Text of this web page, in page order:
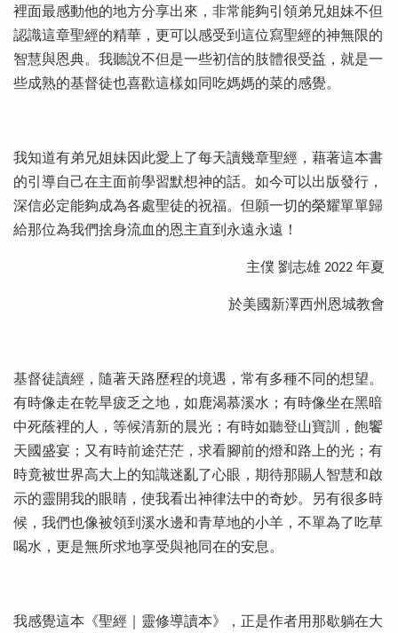
裡面最感動他的地方分享出來，非常能夠引領弟兄姐妹不但
認識這章聖經的精華，更可以感受到這位寫聖經的神無限的
智慧與恩典。我聽說不但是一些初信的肢體很受益，就是一
些成熟的基督徒也喜歡這樣如同吃媽媽的菜的感覺。
我知道有弟兄姐妹因此愛上了每天讀幾章聖經，藉著這本書
的引導自己在主面前學習默想神的話。如今可以出版發行，
深信必定能夠成為各處聖徒的祝福。但願一切的榮耀單單歸
給那位為我們捨身流血的恩主直到永遠永遠！
主僕 劉志雄 2022 年夏
於美國新澤西州恩城教會
基督徒讀經，隨著天路歷程的境遇，常有多種不同的想望。
有時像走在乾旱疲乏之地，如鹿渴慕溪水；有時像坐在黑暗
中死蔭裡的人，等候清新的晨光；有時如聽登山寶訓，飽饗
天國盛宴；又有時前途茫茫，求看腳前的燈和路上的光；有
時竟被世界高大上的知識迷亂了心眼，期待那賜人智慧和啟
示的靈開我的眼睛，使我看出神律法中的奇妙。另有很多時
候，我們也像被領到溪水邊和青草地的小羊，不單為了吃草
喝水，更是無所求地享受與祂同在的安息。
我感覺這本《聖經｜靈修導讀本》，正是作者用那歇躺在大